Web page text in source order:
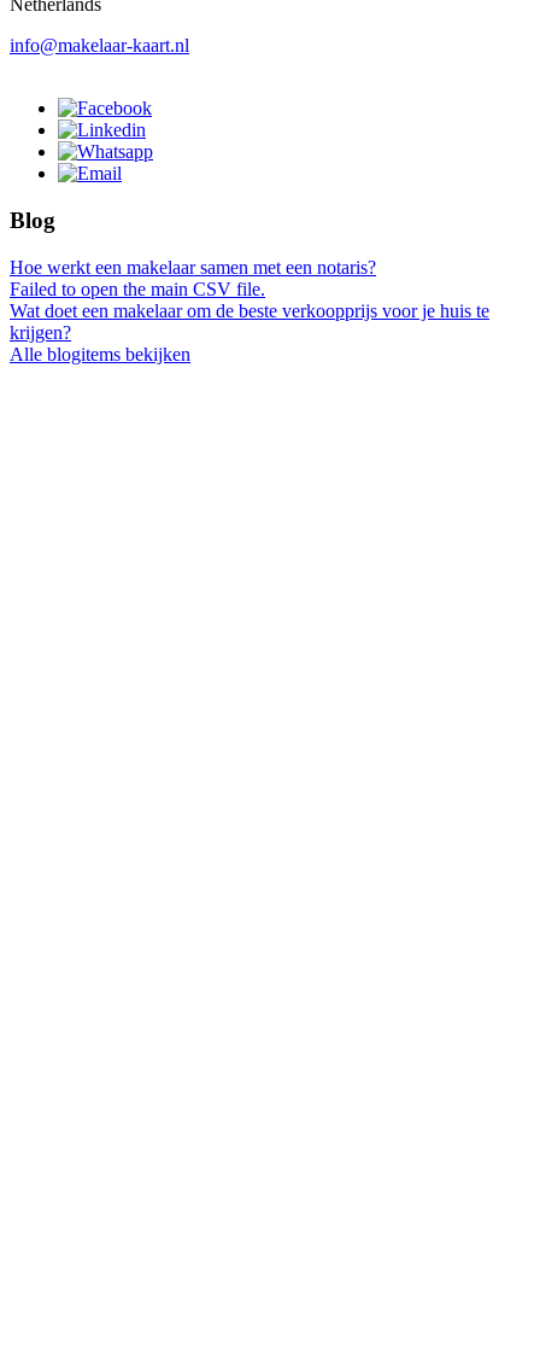
Netherlands
info@makelaar-kaart.nl
Blog
Hoe werkt een makelaar samen met een notaris?
Failed to open the main CSV file.
Wat doet een makelaar om de beste verkoopprijs voor je huis te
krijgen?
Alle blogitems bekijken